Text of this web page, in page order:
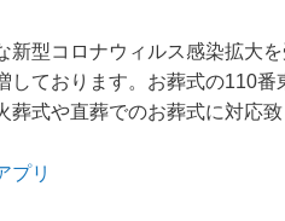
新型コロナウィルス感染拡大
しております。お葬式の110
式や直葬でのお葬式に対応致
プリ